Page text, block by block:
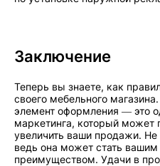
Заключение
Теперь вы знаете, как
своего мебельного
элемент оформления — это
маркетинга, который может
увеличить ваши продажи. Не
ведь она может стать
преимуществом. Удачи в